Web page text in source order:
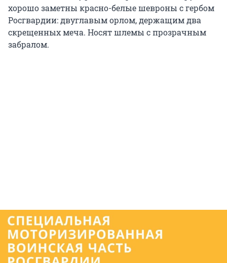
хорошо заметны красно-белые шевроны с гербом
Росгвардии: двуглавым орлом, держащим два
скрещенных меча. Носят шлемы с прозрачным
забралом.